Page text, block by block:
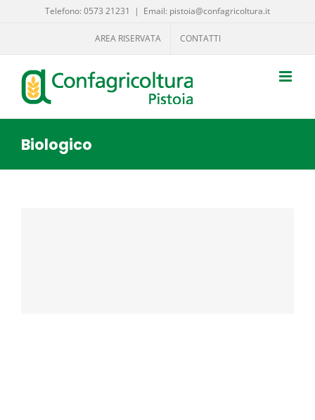
Telefono: 0573 21231 | Email: pistoia@confagricoltura.it
AREA RISERVATA CONTATTI
Biologico